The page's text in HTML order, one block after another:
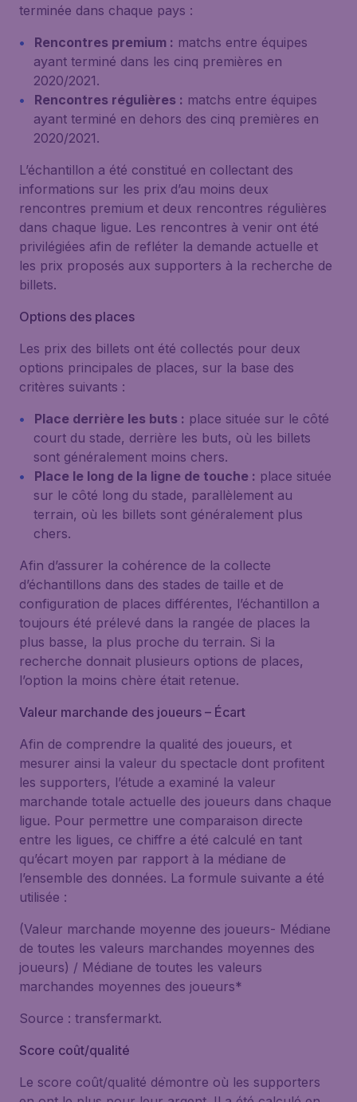
terminée dans chaque pays :
Rencontres premium : matchs entre équipes
ayant terminé dans les cinq premières en
2020/2021.
Rencontres régulières : matchs entre équipes
ayant terminé en dehors des cinq premières en
2020/2021.
L’échantillon a été constitué en collectant des
informations sur les prix d’au moins deux
rencontres premium et deux rencontres régulières
dans chaque ligue. Les rencontres à venir ont été
privilégiées afin de refléter la demande actuelle et
les prix proposés aux supporters à la recherche de
billets.
Options des places
Les prix des billets ont été collectés pour deux
options principales de places, sur la base des
critères suivants :
Place derrière les buts : place située sur le côté
court du stade, derrière les buts, où les billets
sont généralement moins chers.
Place le long de la ligne de touche : place située
sur le côté long du stade, parallèlement au
terrain, où les billets sont généralement plus
chers.
Afin d’assurer la cohérence de la collecte
d’échantillons dans des stades de taille et de
configuration de places différentes, l’échantillon a
toujours été prélevé dans la rangée de places la
plus basse, la plus proche du terrain. Si la
recherche donnait plusieurs options de places,
l’option la moins chère était retenue.
Valeur marchande des joueurs – Écart
Afin de comprendre la qualité des joueurs, et
mesurer ainsi la valeur du spectacle dont profitent
les supporters, l’étude a examiné la valeur
marchande totale actuelle des joueurs dans chaque
ligue. Pour permettre une comparaison directe
entre les ligues, ce chiffre a été calculé en tant
qu’écart moyen par rapport à la médiane de
l’ensemble des données. La formule suivante a été
utilisée :
(Valeur marchande moyenne des joueurs- Médiane
de toutes les valeurs marchandes moyennes des
joueurs) / Médiane de toutes les valeurs
marchandes moyennes des joueurs*
Source : transfermarkt.
Score coût/qualité
Le score coût/qualité démontre où les supporters